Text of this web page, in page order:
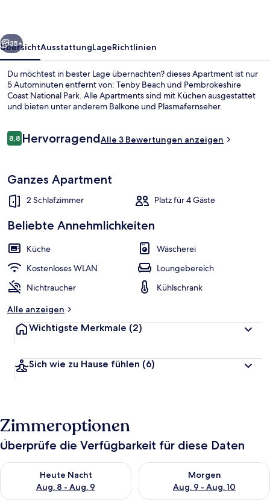
Weiter
35+
ÜbersichtAusstattungLageRichtlinien
Du möchtest in bester Lage übernachten? dieses Apartment ist nur
5 Autominuten entfernt von: Tenby Beach und Pembrokeshire
Coast National Park. Alle Apartments sind mit Küchen ausgestattet
und bieten unter anderem Balkone und Plasmafernseher.
Bewertungen
8,88,8 von 10.
HervorragendAlle 3 Bewertungen anzeigen
Ganzes Apartment
2 Schlafzimmer Platz für 4 Gäste
Beliebte Annehmlichkeiten
Küche
Wäscherei
Kostenloses WLAN
Loungebereich
Nichtraucher
Kühlschrank
Alle anzeigen
Wichtigste Merkmale (2)
Sich wie zu Hause fühlen (6)
Zimmeroptionen
Überprüfe die Verfügbarkeit für diese Daten
Heute Nacht
Aug. 8 - Aug. 9
Überprüfe die Verfügbarkeit für heute Nacht, Aug. 8 - Aug. 9.
Morgen
Aug. 9 - Aug. 10
Überprüfe die Verfügbarkeit